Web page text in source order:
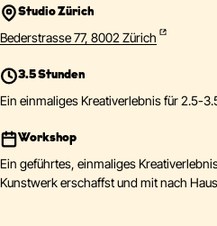
Studio Zürich
Bederstrasse 77, 8002 Zürich
3.5 Stunden
Ein einmaliges Kreativerlebnis für 2.5-
Workshop
Ein geführtes, einmaliges
Kunstwerk erschaffst und mit nach